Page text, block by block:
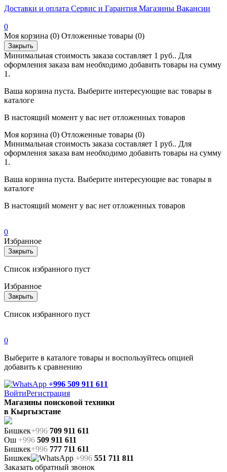
Доставки и оплата Сервис и Гарантия Магазины Вакансии
0
Моя корзина (0) Отложенные товары (0)
Закрыть
Минимальная стоимость заказа составляет 1 руб.. Для
оформления заказа вам необходимо добавить товары на сумму
1.
Ваша корзина пуста. Выберите интересующие вас товары в
каталоге
В настоящий момент у вас нет отложенных товаров
Моя корзина (0) Отложенные товары (0)
Минимальная стоимость заказа составляет 1 руб.. Для
оформления заказа вам необходимо добавить товары на сумму
1.
Ваша корзина пуста. Выберите интересующие вас товары в
каталоге
В настоящий момент у вас нет отложенных товаров
0
Избранное
Закрыть
Список избранного пуст
Избранное
Закрыть
Список избранного пуст
0
Выберите в каталоге товары и воспользуйтесь опцией
добавить к сравнению
+996 509 911 611
ВойтиРегистрация
Магазины поисковой техники
в Кыргызстане
Бишкек+996 709 911 611
Ош +996 509 911 611
Бишкек+996 777 711 611
Бишкек
+996 551 711 811
Заказать обратный звонок